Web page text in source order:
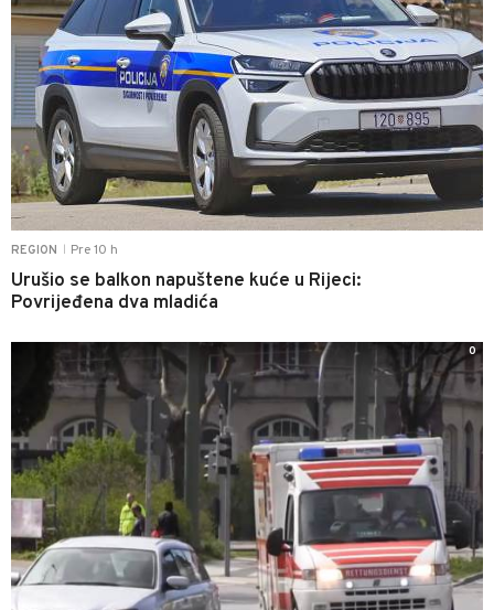
REGION Pre 10 h
Urušio se balkon napuštene kuće u Rijeci:
Povrijeđena dva mladića
0